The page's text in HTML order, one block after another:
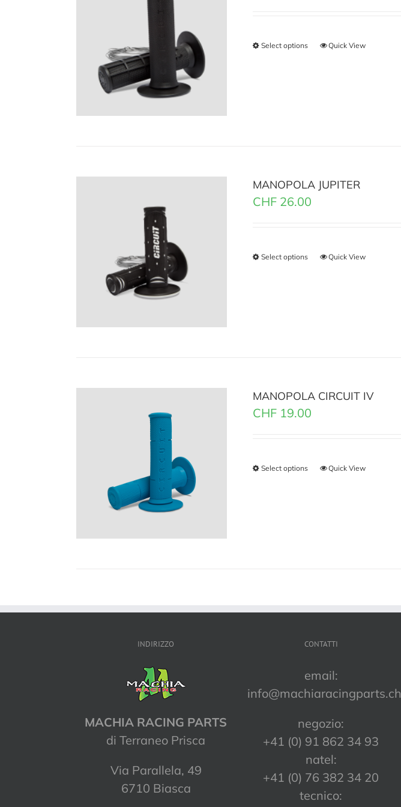
Select options Quick View
MANOPOLA JUPITER
CHF 26.00
Select options Quick View
MANOPOLA CIRCUIT IV
CHF 19.00
Select options Quick View
INDIRIZZO
MACHIA RACING PARTS
di Terraneo Prisca
Via Parallela, 49
6710 Biasca
CONTATTI
email:
info@machiaracingparts.ch
negozio:
+41 (0) 91 862 34 93
natel:
+41 (0) 76 382 34 20
tecnico: